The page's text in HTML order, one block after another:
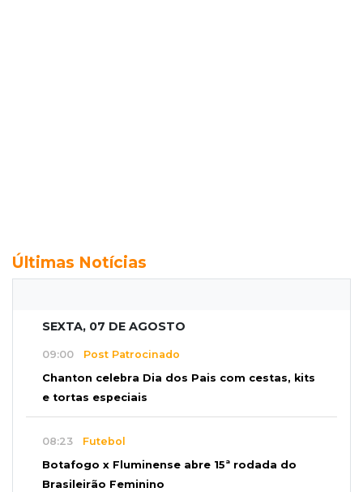
Últimas Notícias
SEXTA, 07 DE AGOSTO
09:00 Post Patrocinado
Chanton celebra Dia dos Pais com cestas, kits
e tortas especiais
08:23 Futebol
Botafogo x Fluminense abre 15ª rodada do
Brasileirão Feminino